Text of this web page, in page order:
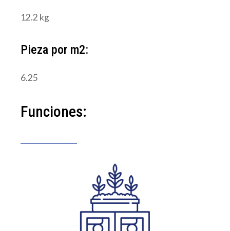
12.2 kg
Pieza por m2:
6.25
Funciones: